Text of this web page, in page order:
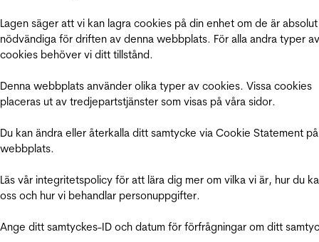
Lagen säger att vi kan lagra cookies på din enhet om de är absolut
nödvändiga för driften av denna webbplats. För alla andra typer av
cookies behöver vi ditt tillstånd.
Denna webbplats använder olika typer av cookies. Vissa cookies
placeras ut av tredjepartstjänster som visas på våra sidor.
Du kan ändra eller återkalla ditt samtycke via Cookie Statement
webbplats.
Läs vår integritetspolicy för att lära dig mer om vilka vi är, hur du
oss och hur vi behandlar personuppgifter.
Ange ditt samtyckes-ID och datum för förfrågningar om ditt